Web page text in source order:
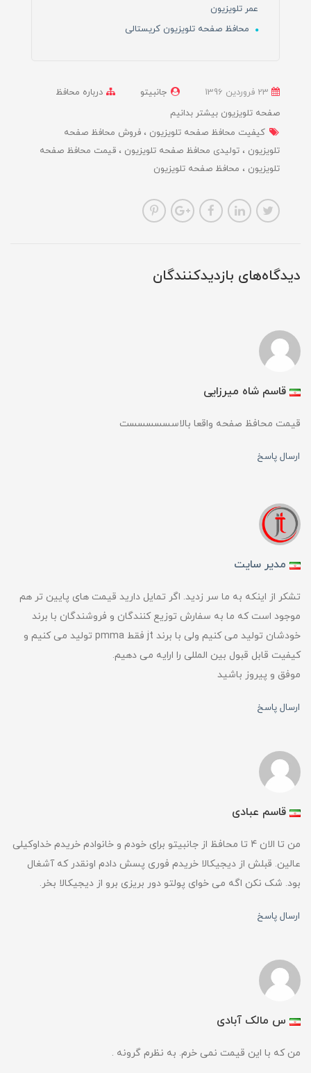
عمر تلویزیون
محافظ صفحه تلویزیون کریستالی
جانبیتو
درباره محافظ
صفحه تلویزیون بیشتر بدانیم
کیفیت محافظ صفحه تلویزیون
فروش محافظ صفحه
تلویزیون
تولیدی محافظ صفحه تلویزیون
قیمت محافظ صفحه
تلویزیون
محافظ صفحه تلویزیون
دیدگاه‌های بازدیدکنندگان
قاسم شاه میرزایی
قیمت محافظ صفحه واقعا بالاسسسسسست
ارسال پاسخ
مدیر سایت
تشکر از اینکه به ما سر زدید. اگر تمایل دارید قیمت های پایین تر هم
موجود است که ما به سفارش توزیع کنندگان و فروشندگان با برند
خودشان تولید می کنیم ولی با برند jt فقط pmma تولید می کنیم و
کیفیت قابل قبول بین المللی را ارایه می دهیم.
موفق و پیروز باشید
ارسال پاسخ
قاسم عبادی
من تا الان 4 تا محافظ از جانبیتو برای خودم و خانوادم خریدم خداوکیلی
عالین. قبلش از دیجیکالا خریدم فوری پسش دادم اونقدر که آشغال
بود. شک نکن اگه می خوای پولتو دور بریزی برو از دیجیکالا بخر.
ارسال پاسخ
س مالک آبادی
من که با این قیمت نمی خرم. به نظرم گرونه .